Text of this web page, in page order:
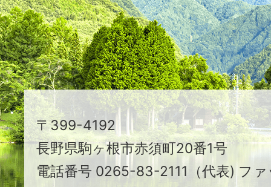
え
る
ま
ち
駒
ヶ
根
市
〒399-4192
長野県駒ヶ根市赤須町20番1号
電話番号 0265-83-2111（代表) フ